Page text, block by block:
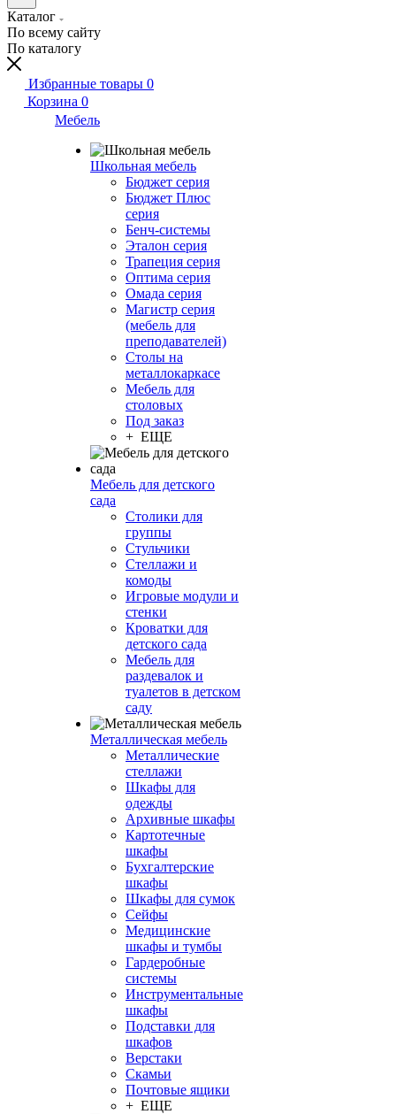
Каталог
По всему сайту
По каталогу
Избранные товары 0
Корзина 0
Мебель
Школьная мебель
Бюджет серия
Бюджет Плюс
серия
Бенч-системы
Эталон серия
Трапеция серия
Оптима серия
Омада серия
Магистр серия
(мебель для
преподавателей)
Столы на
металлокаркасе
Мебель для
столовых
Под заказ
+ ЕЩЕ
Мебель для детского
сада
Столики для
группы
Стульчики
Стеллажи и
комоды
Игровые модули и
стенки
Кроватки для
детского сада
Мебель для
раздевалок и
туалетов в детском
саду
Металлическая мебель
Металлические
стеллажи
Шкафы для
одежды
Архивные шкафы
Картотечные
шкафы
Бухгалтерские
шкафы
Шкафы для сумок
Сейфы
Медицинские
шкафы и тумбы
Гардеробные
системы
Инструментальные
шкафы
Подставки для
шкафов
Верстаки
Скамьи
Почтовые ящики
+ ЕЩЕ